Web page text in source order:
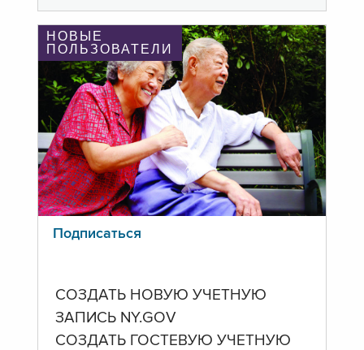
НОВЫЕ
ПОЛЬЗОВАТЕЛИ
Подписаться
СОЗДАТЬ НОВУЮ УЧЕТНУЮ
ЗАПИСЬ NY.GOV
СОЗДАТЬ ГОСТЕВУЮ УЧЕТНУЮ